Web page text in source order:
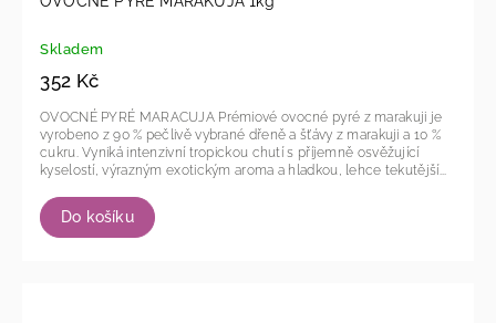
Skladem
352 Kč
Do košíku
OVOCNÉ PYRÉ MARACUJA Prémiové ovocné pyré z marakuji je
vyrobeno z 90 % pečlivě vybrané dřeně a šťávy z marakuji a 10 %
cukru. Vyniká intenzivní tropickou chutí s příjemně osvěžující
kyselostí, výrazným exotickým aroma a hladkou, lehce tekutější...